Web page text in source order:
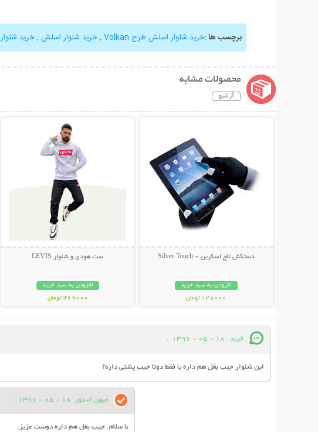
برچسب ها:خرید شلوار اسلش طرح Volkan ,خرید شلوار اسلش ,خرید شلوار
محصولات مشابه
آرشیو
دستکش تاچ اسکرین - Silver Touch
افزودن به سبد خرید
148000 تومان
ست هودی و شلوار LEVIS
افزودن به سبد خرید
369000 تومان
فريد 18 - 05 - 1396
:
اين شلوار جيب بغل هم داره يا فقط دوتا جيب پشتي داره؟
میهن استور 18 - 05 - 1396
:
با سلام. جیب بغل هم داره دوست عزیز.